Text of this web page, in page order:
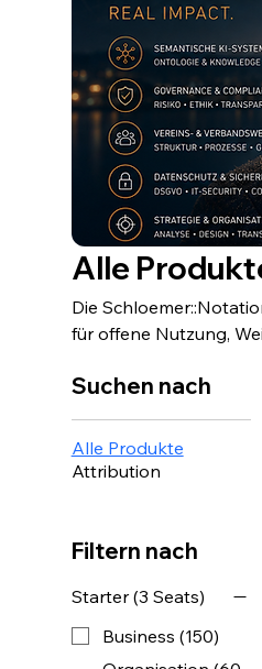
Alle
Die
für offene Nutzung,
ohne unnötige Hürden aufzubauen. Wer semantische
nachvollziehbar,
Suchen nach
Alle Produkte
Attribution
Filtern nach
Starter (3 Seats)
Business (150)